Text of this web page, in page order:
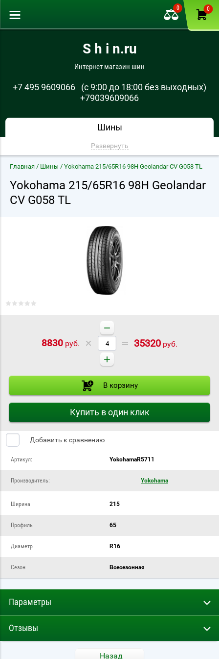
0
0
S h i n.ru
Интернет магазин шин
+7 495 9609066
(с 9:00 до 18:00 без выходных)
+79039609066
Шины
Развернуть
Главная / Шины / Yokohama 215/65R16 98H Geolandar CV G058 TL
Yokohama 215/65R16 98H Geolandar
CV G058 TL
8830 руб.
−
+
35320 руб.
В корзину
Купить в один клик
Добавить к сравнению
Артикул: YokohamaR5711
Производитель: Yokohama
Ширина 215
Профиль 65
Диаметр R16
Сезон Всесезонная
Параметры
Отзывы
Назад